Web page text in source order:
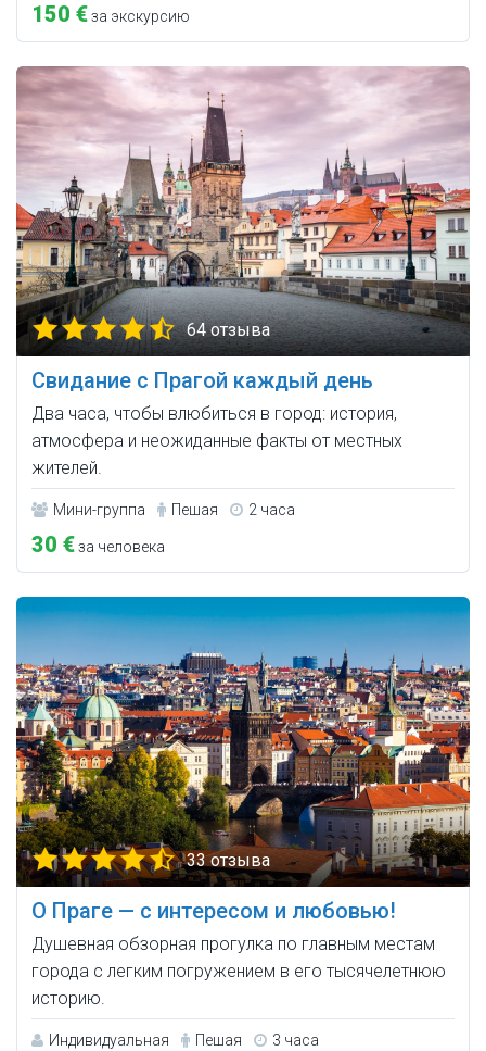
150 €за экскурсию
64 отзыва
Свидание с Прагой каждый день
Два часа, чтобы влюбиться в город: история,
атмосфера и неожиданные факты от местных
жителей.
Мини-группа Пешая 2 часа
30 €за человека
33 отзыва
О Праге — с интересом и любовью!
Душевная обзорная прогулка по главным местам
города с легким погружением в его тысячелетнюю
историю.
Индивидуальная Пешая 3 часа